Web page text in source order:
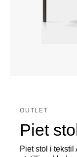
OUTLET
Piet
Piet stol i tekstil